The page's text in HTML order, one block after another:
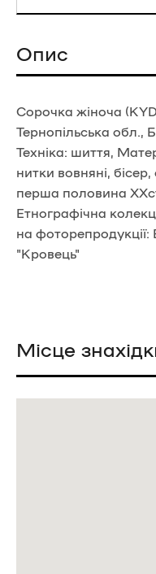
Опис
Сорочка жіноча
Тернопільська обл.,
Техніка: шиття,
нитки вовняні,
перша половина
Етнографічна
на фоторепродукції:
"Кровець"
Місце